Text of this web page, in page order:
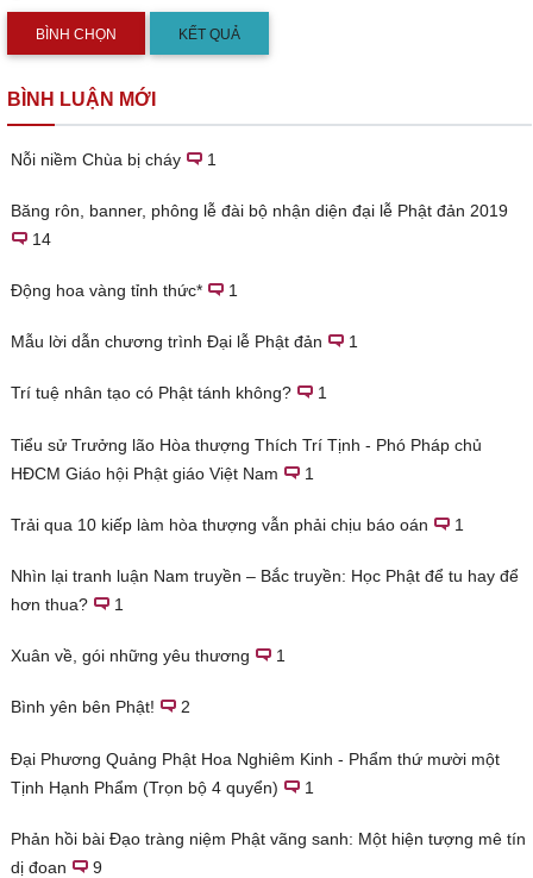
KẾT QUẢ
BÌNH LUẬN MỚI
Nỗi niềm Chùa bị cháy 1
Băng rôn, banner, phông lễ đài bộ nhận diện đại lễ Phật đản 2019
14
Động hoa vàng tỉnh thức* 1
Mẫu lời dẫn chương trình Đại lễ Phật đản 1
Trí tuệ nhân tạo có Phật tánh không? 1
Tiểu sử Trưởng lão Hòa thượng Thích Trí Tịnh - Phó Pháp chủ
HĐCM Giáo hội Phật giáo Việt Nam
1
Trải qua 10 kiếp làm hòa thượng vẫn phải chịu báo oán 1
Nhìn lại tranh luận Nam truyền – Bắc truyền: Học Phật để tu hay để
hơn thua?
1
Xuân về, gói những yêu thương 1
Bình yên bên Phật! 2
Đại Phương Quảng Phật Hoa Nghiêm Kinh - Phẩm thứ mười một
Tịnh Hạnh Phẩm (Trọn bộ 4 quyển)
1
Phản hồi bài Đạo tràng niệm Phật vãng sanh: Một hiện tượng mê tín
dị đoan
9